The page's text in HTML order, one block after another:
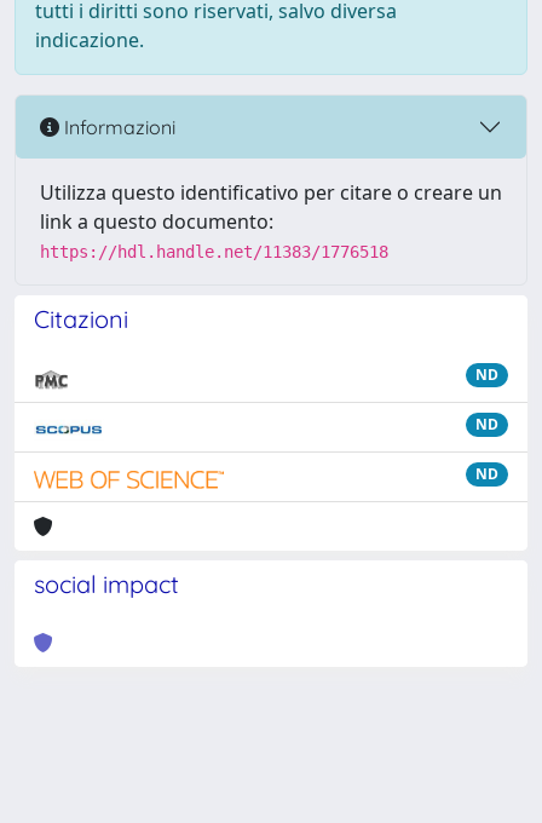
tutti i diritti sono riservati, salvo diversa
indicazione.
Informazioni
Utilizza questo identificativo per citare o creare un
link a questo documento:
https://hdl.handle.net/11383/1776518
Citazioni
ND
ND
ND
social impact